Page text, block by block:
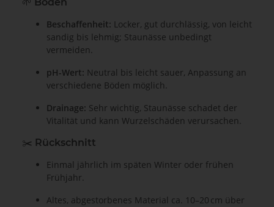
🌱 Boden
Beschaffenheit: Locker, gut durchlässig, von leicht
sandig bis lehmig; Staunässe unbedingt
vermeiden.
pH-Wert: Neutral bis leicht sauer, Anpassung an
verschiedene Böden möglich.
Drainage: Sehr wichtig, Staunässe schadet der
Vitalität und kann Wurzelschäden verursachen.
✂️ Rückschnitt
Einmal jährlich im späten Winter oder frühen
Frühjahr.
Altes, abgestorbenes Material ca. 10–20 cm über